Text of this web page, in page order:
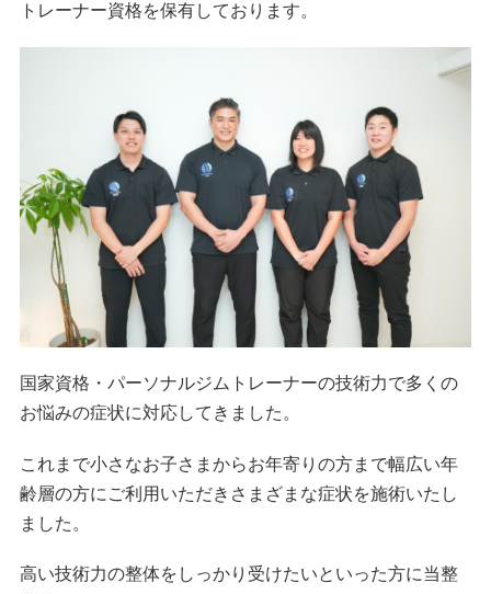
トレーナー資格を保有しております。
国家資格・パーソナルジムトレーナーの技術力で多くの
お悩みの症状に対応してきました。
これまで小さなお子さまからお年寄りの方まで幅広い年
齢層の方にご利用いただきさまざまな症状を施術いたし
ました。
高い技術力の整体をしっかり受けたいといった方に当整